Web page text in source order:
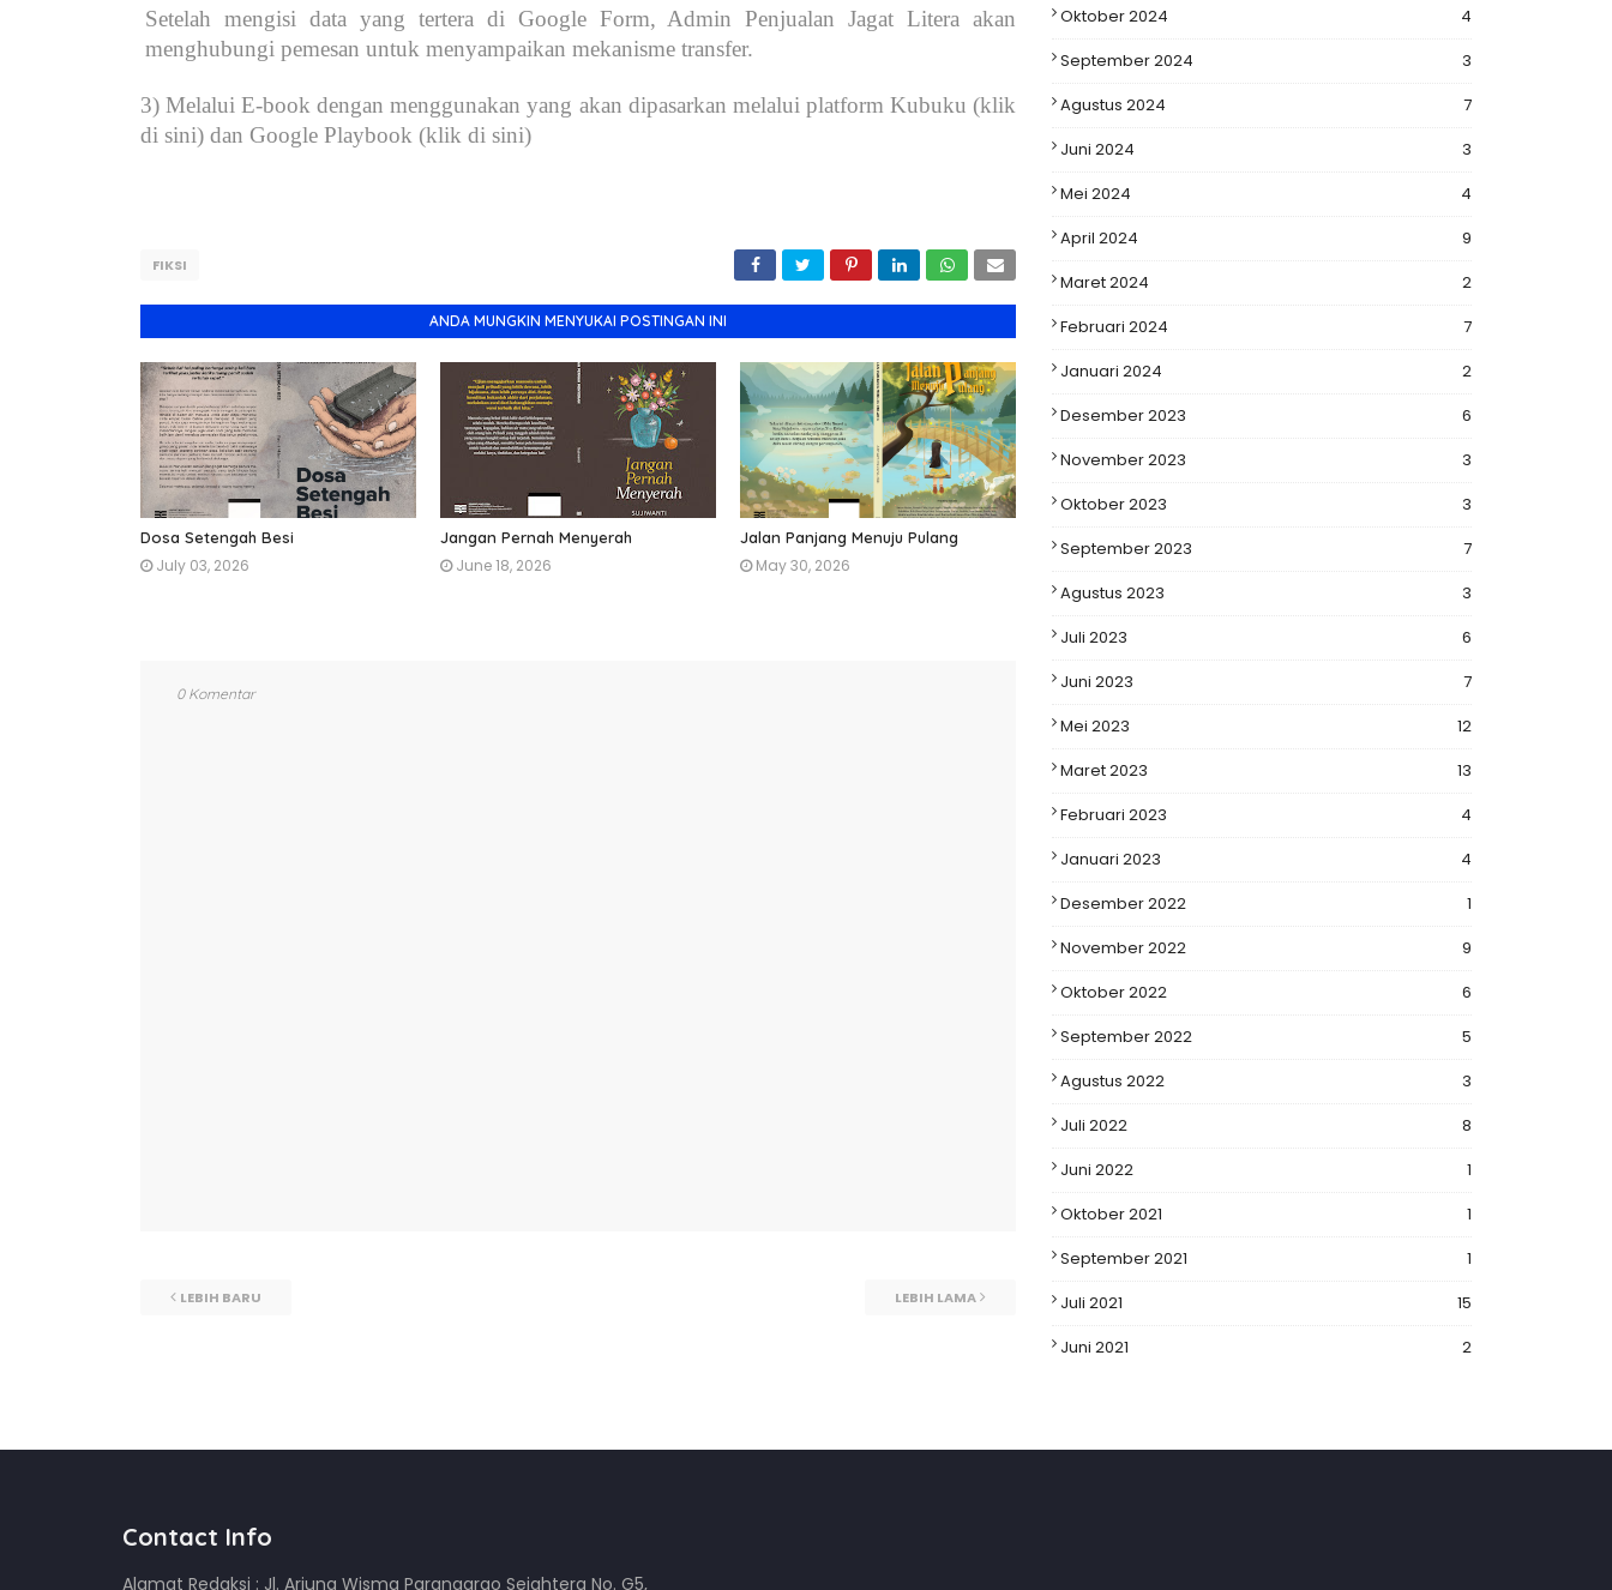
Setelah mengisi data yang tertera di Google Form, Admin Penjualan Jagat Litera akan
menghubungi pemesan untuk menyampaikan mekanisme transfer.
3) Melalui E-book dengan menggunakan yang akan dipasarkan melalui platform Kubuku (klik
di sini) dan Google Playbook (klik di sini)
FIKSI
ANDA MUNGKIN MENYUKAI POSTINGAN INI
Dosa Setengah Besi
July 03, 2026
Jangan Pernah Menyerah
June 18, 2026
Jalan Panjang Menuju Pulang
May 30, 2026
0 Komentar
LEBIH BARU LEBIH LAMA
Oktober 2024
4
September 2024
3
Agustus 2024
7
Juni 2024
3
Mei 2024
4
April 2024
9
Maret 2024
2
Februari 2024
7
Januari 2024
2
Desember 2023
6
November 2023
3
Oktober 2023
3
September 2023
7
Agustus 2023
3
Juli 2023
6
Juni 2023
7
Mei 2023
12
Maret 2023
13
Februari 2023
4
Januari 2023
4
Desember 2022
1
November 2022
9
Oktober 2022
6
September 2022
5
Agustus 2022
3
Juli 2022
8
Juni 2022
1
Oktober 2021
1
September 2021
1
Juli 2021
15
Juni 2021
2
Contact Info
Alamat Redaksi : Jl. Arjuna Wisma Parangargo Sejahtera No. G5,